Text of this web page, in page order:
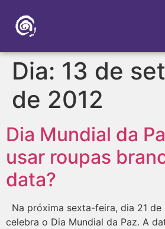
Dia: 13 de
de 2012
Dia Mundial da
usar roupas
data?
Na próxima sexta-feira, dia 21
celebra o Dia Mundial da Paz. A